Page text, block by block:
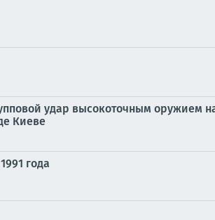
удар высокоточным оружием
Киеве
года